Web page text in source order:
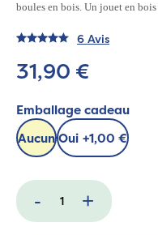
boules en bois. Un jouet en bois
6 Avis
31,90 €
Emballage cadeau
AucunOui +1,00 €
- +